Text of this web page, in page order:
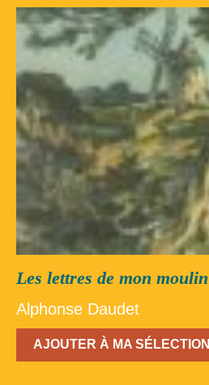
Les lettres de mon moulin
Alphonse Daudet
AJOUTER À MA SÉLECTION